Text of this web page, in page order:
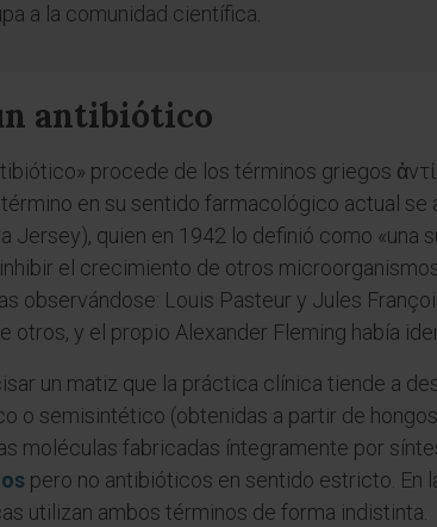
a la comunidad científica.
antibiótico
procede de los términos griegos
en su sentido farmacológico actual
Jersey), quien en 1942 lo definió como
el crecimiento de otros
observándose: Louis Pasteur y Jules
otros, y el propio Alexander Fleming había
un matiz que la práctica clínica tiende a
o semisintético (obtenidas a partir de
moléculas fabricadas íntegramente por
pero no antibióticos en sentido estricto. En
utilizan ambos términos de forma indistinta.